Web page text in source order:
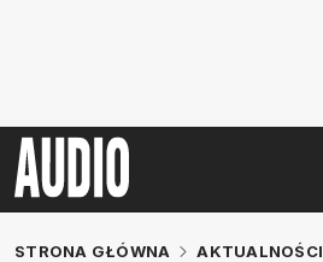
STRONA GŁÓWNA AKTUALNOŚCI